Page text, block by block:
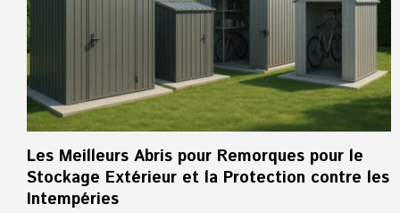
Les Meilleurs Abris pour Remorques pour le
Stockage Extérieur et la Protection contre les
Intempéries